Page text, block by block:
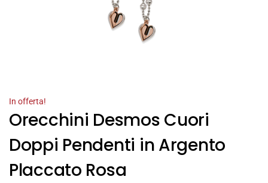
In offerta!
Orecchini Desmos Cuori
Doppi Pendenti in Argento
Placcato Rosa